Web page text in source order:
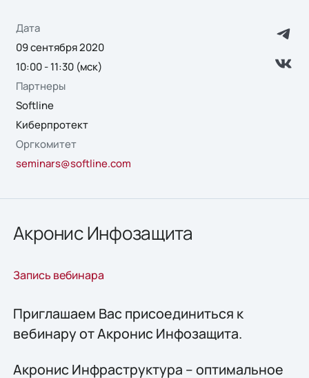
Дата
09 сентября 2020
10:00 - 11:30 (мск)
Партнеры
Softline
Киберпротект
Оргкомитет
seminars@softline.com
Акронис Инфозащита
Запись вебинара
Приглашаем Вас присоединиться к
вебинару от Акронис Инфозащита.
Акронис Инфраструктура – оптимальное